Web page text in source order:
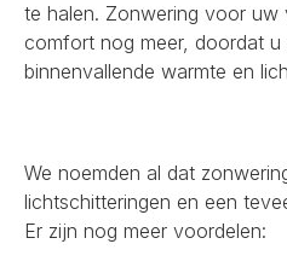
te halen. Zonwering voor
comfort nog meer, doordat
binnenvallende warmte en
We noemden al dat
lichtschitteringen en een
Er zijn nog meer voordelen: